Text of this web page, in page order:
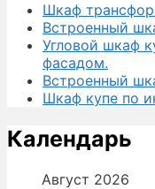
Шкаф
Встроенный
Угловой шкаф
фасадом.
Встроенный
Шкаф купе по
Календарь
Август 2026